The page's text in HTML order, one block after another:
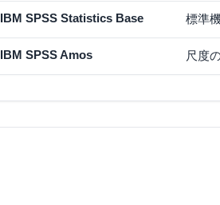
IBM SPSS Statistics Base 標準
IBM SPSS Amos 尺度